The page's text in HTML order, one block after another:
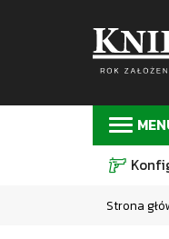
Strona